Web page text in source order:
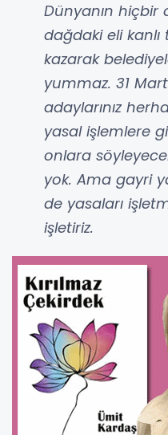
Dünyanın hiçbir
dağdaki eli
kazarak
yummaz. 31
adaylarınız
yasal işlemlere
onlara
yok. Ama gayri
de yasaları
işletiriz.